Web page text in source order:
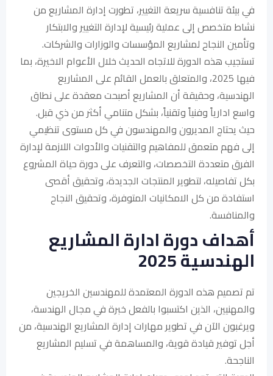
في بيئة تنافسية سريعة التغيير، تطورت إدارة المشاريع من
نشاط متخصص إلى عملية رئيسية لإدارة التغيير والابتكار
وتأمين النجاح لمشاريع المؤسسات والوزارات والشركات.
تستجيب هذه الدورة للاتجاه الحديث خلال الأعوام الاخيرة، بما
فيها 2025، والمتعلق بالعمل القائم على المشاريع
الهندسية، وحقيقة أن المشاريع أصبحت معقدة على نطاق
واسع ادارياً وفنياً وتقنياً، بشكل متنامي أكثر من ذي قبل.
حيث يحتاج المديرون والمهندسون في كل مستوى تنظيمي
إلى فهم متعمق للمفاهيم والتقنيات والأدوات اللازمة لإدارة
الفرق متعددة التخصصات، والتعرف على دورة حياة المشروع
بكل تفاصيله، لتطوير المنتجات الجديدة، وتحقيق أقصى
استفادة من كل الامكانيات المتوفرة، وتحقيق النجاح
والمنافسة.
أهداف دورة ادارة المشاريع
الهندسية 2025
تم تصميم هذه الدورة المعتمدة للمهندسين الخريجين
والمهنيين، الذين اكتسبوا بالفعل خبرة في مجال الهندسة،
ويرغبون الآن في تطوير مهارات إدارة المشاريع الهندسية، من
أجل توفير قيادة قوية، والمساهمة في تسليم المشاريع
الناجحة.